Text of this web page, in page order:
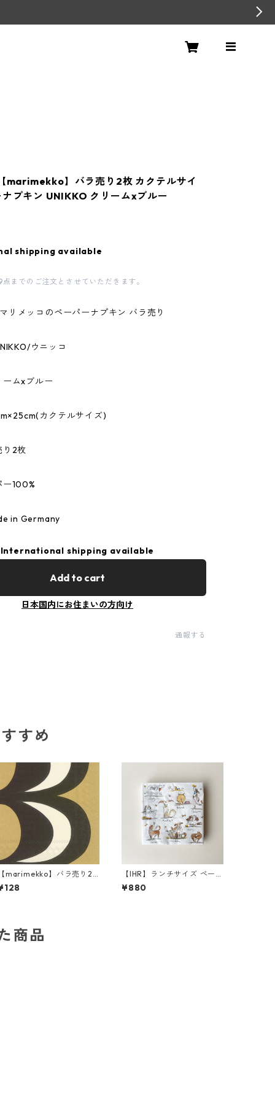
marimekko】バラ売り2枚 カクテルサイ
プキン UNIKKO クリームxブルー
shipping available
までのご注文とさせていただきます。
リメッコのペーパーナプキン バラ売り
ウニッコ
ムxブルー
カクテルサイズ)
り2枚
100%
in Germany
International shipping available
Add to cart
日本国内にお住まいの方向け
通報する
すめ
marimekko】バラ売り2
ランチサイズ ペーパーナ
キン KAIVO ブラック×ク
【IHR】ランチサイズ ペーパ
ーナプキン EMOTION DOG
S ホワイト Anita Jeram 20
¥880
商品